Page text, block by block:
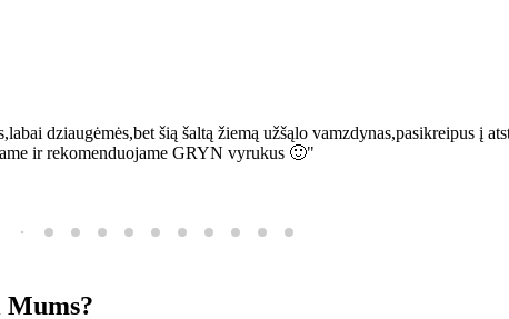
dziaugėmės,bet šią šaltą žiemą užšąlo vamzdynas,pasikreipus į
ir rekomenduojame GRYN vyrukus 🙂"
Mums?